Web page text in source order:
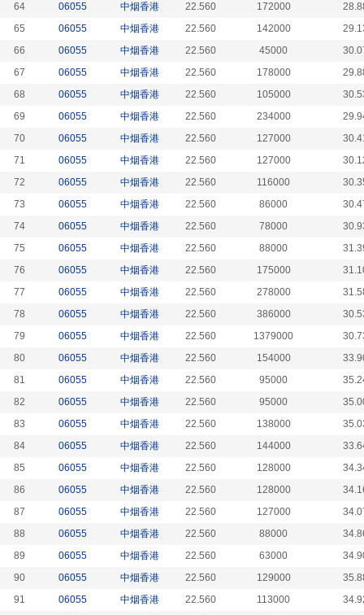
64
06055 中烟香港 22.560 172000
65
06055 中烟香港 22.560 142000
66
06055 中烟香港 22.560 45000
67
06055 中烟香港 22.560 178000
68
06055 中烟香港 22.560 105000
69
06055 中烟香港 22.560 234000
70
06055 中烟香港 22.560 127000
71
06055 中烟香港 22.560 127000
72
06055 中烟香港 22.560 116000
73
06055 中烟香港 22.560 86000
74
06055 中烟香港 22.560 78000
75
06055 中烟香港 22.560 88000
76
06055 中烟香港 22.560 175000
77
06055 中烟香港 22.560 278000
78
06055 中烟香港 22.560 386000
79
06055 中烟香港 22.560 1379000
80
06055 中烟香港 22.560 154000
81
06055 中烟香港 22.560 95000
82
06055 中烟香港 22.560 95000
83
06055 中烟香港 22.560 138000
84
06055 中烟香港 22.560 144000
85
06055 中烟香港 22.560 128000
86
06055 中烟香港 22.560 128000
87
06055 中烟香港 22.560 127000
88
06055 中烟香港 22.560 88000
89
06055 中烟香港 22.560 63000
90
06055 中烟香港 22.560 129000
91
06055 中烟香港 22.560 113000